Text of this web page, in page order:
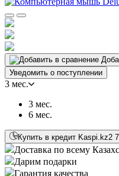
Уведомить о поступлении
3 мес.
3 мес.
6 мес.
Купить в кредит Kaspi.kz2
Доставка по всему
Дарим подарки
Гарантия качества